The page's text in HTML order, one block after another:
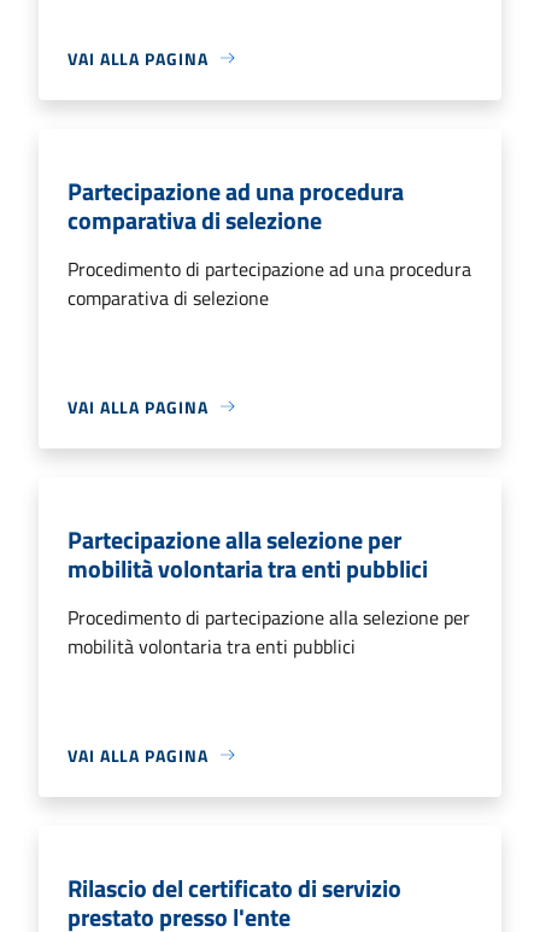
VAI ALLA PAGINA
Partecipazione ad una procedura
comparativa di selezione
Procedimento di partecipazione ad una procedura
comparativa di selezione
VAI ALLA PAGINA
Partecipazione alla selezione per
mobilità volontaria tra enti pubblici
Procedimento di partecipazione alla selezione per
mobilità volontaria tra enti pubblici
VAI ALLA PAGINA
Rilascio del certificato di servizio
prestato presso l'ente